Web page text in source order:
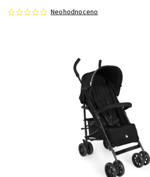
Neohodnoceno